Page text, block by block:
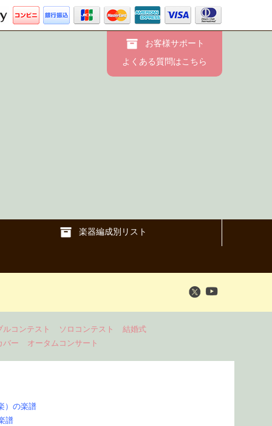
お客様サポート
よくある質問はこちら
楽器編成別リスト
ルコンテスト ソロコンテスト
結婚式
バー
オータムコンサート
）の楽譜
譜